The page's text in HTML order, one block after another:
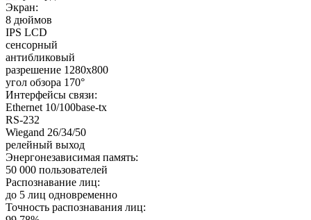
Экран:
8 дюймов
IPS LCD
сенсорный
антибликовый
разрешение 1280х800
угол обзора 170°
Интерфейсы связи:
Ethernet 10/100base-tx
RS-232
Wiegand 26/34/50
релейный выход
Энергонезависимая память:
50 000 пользователей
Распознавание лиц:
до 5 лиц одновременно
Точность распознавания лиц: